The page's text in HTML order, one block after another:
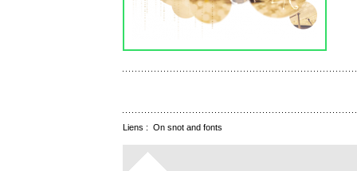
Liens : On snot and fonts